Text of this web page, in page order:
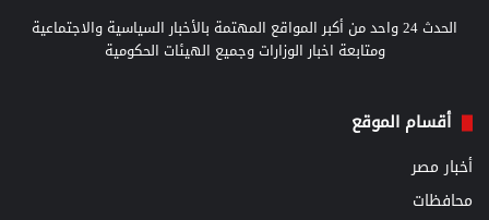
الحدث 24 واحد من أكبر المواقع المهتمة بالأخبار السياسية والاجتماعية
ومتابعة اخبار الوزارات وجميع الهيئات الحكومية
أقسام الموقع
أخبار مصر
محافظات